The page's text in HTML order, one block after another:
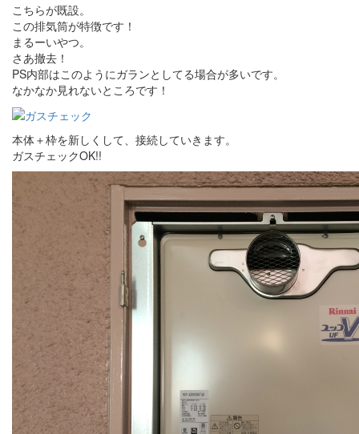
こちらが既設。
この排気筒が特徴です！
まるーいやつ。
さあ撤去！
PS内部はこのようにガランとしてる場合が多いです。
なかなか見れないところです！
本体＋枠を新しくして、接続していきます。
ガスチェックOK!!